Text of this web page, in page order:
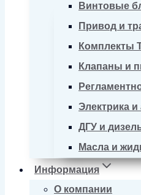
Винтовые
Привод и
Комплекты
Клапаны и
Электрика и
ДГУ и
Масла и
Информация
О компании